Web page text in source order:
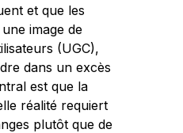
et que les
image de
(UGC),
dans un excès
est que la
réalité requiert
plutôt que de